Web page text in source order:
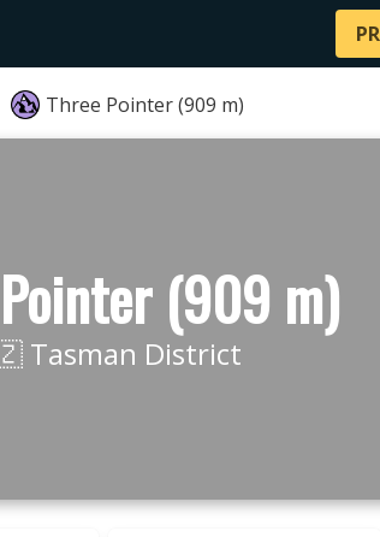
Three Pointer (909 m)
(909 m)
Tasman District